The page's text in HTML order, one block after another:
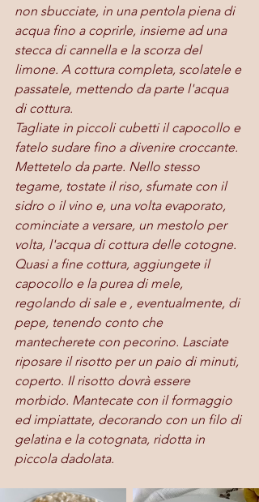
non sbucciate, in una pentola piena di
acqua fino a coprirle, insieme ad una
stecca di cannella e la scorza del
limone. A cottura completa, scolatele e
passatele, mettendo da parte l'acqua
di cottura.
Tagliate in piccoli cubetti il capocollo e
fatelo sudare fino a divenire croccante.
Mettetelo da parte. Nello stesso
tegame, tostate il riso, sfumate con il
sidro o il vino e, una volta evaporato,
cominciate a versare, un mestolo per
volta, l'acqua di cottura delle cotogne.
Quasi a fine cottura, aggiungete il
capocollo e la purea di mele,
regolando di sale e , eventualmente, di
pepe, tenendo conto che
mantecherete con pecorino. Lasciate
riposare il risotto per un paio di minuti,
coperto. Il risotto dovrà essere
morbido. Mantecate con il formaggio
ed impiattate, decorando con un filo di
gelatina e la cotognata, ridotta in
piccola dadolata.